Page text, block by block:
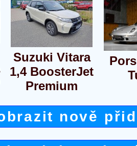
Suzuki Vitara
1,4 BoosterJet
Premium
nově